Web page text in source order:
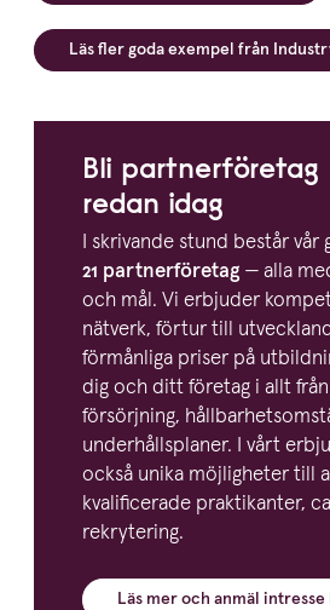
Läs fler goda exempel från
Bli partner­fö­retag
redan idag
I skrivande stund består vår
21 partner­fö­retag — alla
och mål. Vi erbjuder
nätverk, förtur till
förmånliga priser på
dig och ditt företag i allt
för­sörjning,
under­hålls­planer. I vårt
också unika möjligheter till
kvali­fi­cerade prakti­kanter,
rekrytering.
Läs mer och anmäl intresse